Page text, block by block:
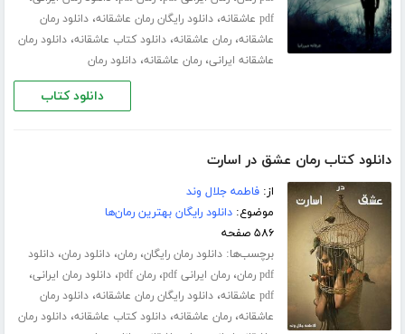
pdf عاشقانه ،دانلود رایگان رمان عاشقانه،دانلود رمان
عاشقانه،رمان عاشقانه،دانلود کتاب عاشقانه،دانلود رمان
عاشقانه ایرانی،رمان عاشقانه،دانلود رمان
دانلود کتاب
دانلود کتاب رمان عشق در اسارت
از:فاطمه جلال‌ وند
موضوع:دانلود رایگان بهترین رمان‌ها
۵۸۶ صفحه
برچسب‌ها:دانلود رمان رایگان،رمان،دانلود رمان،دانلود
pdf رمان
،رمان ایرانی pdf ،رمان pdf ،دانلود رمان ایرانی،
pdf عاشقانه ،دانلود رایگان رمان عاشقانه،دانلود رمان
عاشقانه،رمان عاشقانه،دانلود کتاب عاشقانه،دانلود رمان